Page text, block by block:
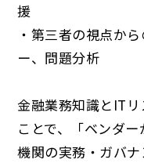
援
・第三者の視点か
ー、問題分析
金融業務知識とIT
ことで、「ベンダ
機関の実務・ガバ